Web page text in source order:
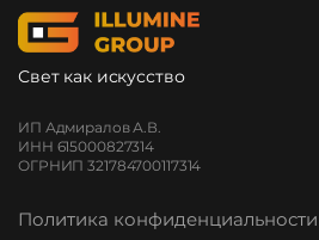
Свет как искусство
ИП Адмиралов А.В.
ИНН 615000827314
ОГРНИП 321784700117314
Политика конфиденциальности